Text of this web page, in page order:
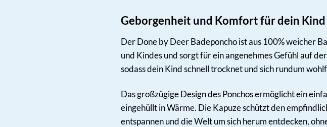
Geborgenheit und Komfort für dein Kind
Der Done by Deer Badeponcho ist aus 100% weicher
und Kindes und sorgt für ein angenehmes Gefühl auf
sodass dein Kind schnell trocknet und sich rundum
Das großzügige Design des Ponchos ermöglicht ein
eingehüllt in Wärme. Die Kapuze schützt den
entspannen und die Welt um sich herum entdecken,